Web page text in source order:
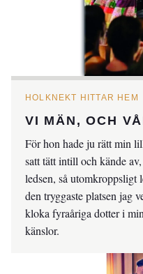
HOLKNEKT HITTAR HEM
VI MÄN, OCH
För hon hade ju rätt min
satt tätt intill och kände
ledsen, så utomkroppsligt
den tryggaste platsen jag
kloka fyraåriga dotter i
känslor.